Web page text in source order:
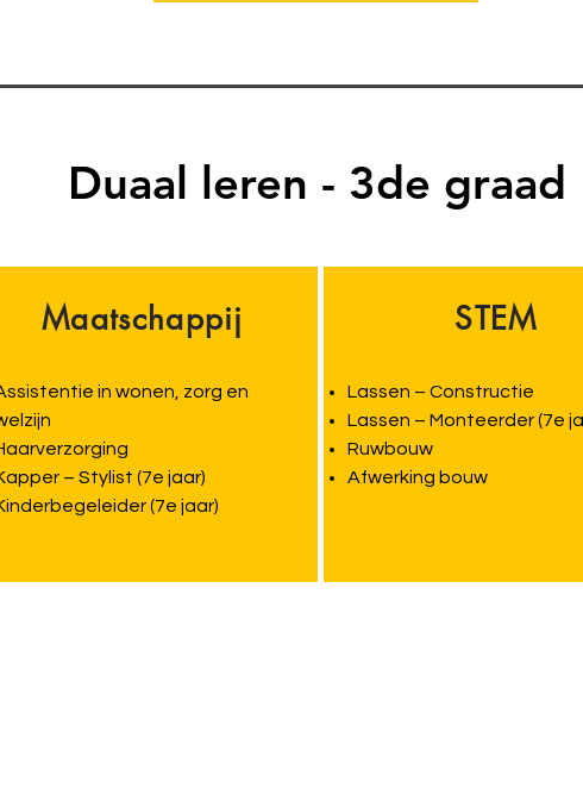
Duaal leren - 3de graad
Maatschappij
in wonen, zorg en
– Stylist (7e jaar)
(7e jaar)
STEM
Lassen – Constructie
Lassen – Monteerder (7e
Ruwbouw
Afwerking bouw